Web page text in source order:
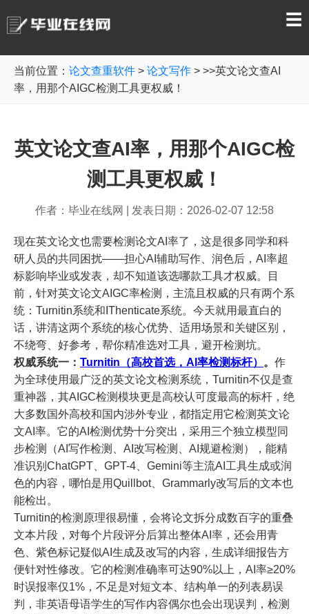
☰
当前位置： 论文查重软件 > 论文写作 > >>英文论文查AI
率，用那个AIGC检测工具更权威！
英文论文查AI率，用那个AIGC检
测工具更权威！
作者：毕业在线网 发表日期：2026-02-07 12:58
现在英文论文也需要检测论文AI率了，这是很多同学和科
研人员的共同困扰——担心AI辅助写作、润色后，AI率超
标影响毕业或发表，却不知道该选哪款工具才权威。目
前，针对英文论文AIGC率检测，主流且权威的只有两个系
统：Turnitin系统和IThenticate系统。今天就用最直白的
话，讲清这两个系统的核心优势、适用场景和关键区别，
不绕弯、好参考，帮你精准选对工具，避开检测坑。
权威系统一： Turnitin（高校首选，AI率检测标杆） 。 作
为全球使用最广泛的英文论文检测系统，Turnitin不仅是查
重神器，其AIGC检测模块更是高校认可度最高的标杆，绝
大多数国外高校和国内涉外专业，都指定用它检测英文论
文AI率。它的AI检测优势十分突出，采用三个独立模型同
步检测（AI写作检测、AI改写检测、AI规避检测），能精
准识别ChatGPT、GPT-4、Gemini等主流AI工具生成或润
色的内容，哪怕是用Quillbot、Grammarly改写后的文本也
能检出。
Turnitin的检测原理很易懂，会将论文拆分成数百字的重叠
文本片段，对每个片段评分后算出整体AI率，还会用青
色、紫色标记疑似AI生成及改写的内容，生成详细报告方
便针对性修改。它的检测准确率可达90%以上，AI率≥20%
时误报率仅1%，不足是对短文本、结构单一的列表易误
判，非英语母语学生的写作内容偶尔也会出现误判，检测